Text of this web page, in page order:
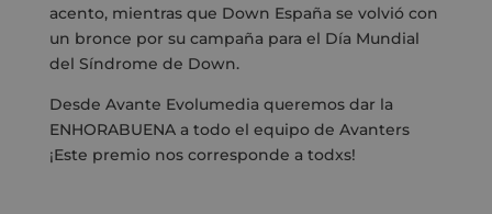
acento, mientras que Down España se volvió con
un bronce por su campaña para el Día Mundial
del Síndrome de Down.
Desde Avante Evolumedia queremos dar la
ENHORABUENA a todo el equipo de Avanters
¡Este premio nos corresponde a todxs!